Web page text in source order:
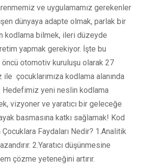
ve uygulamamız gerekenler
dünyaya adapte olmak, parlak bir
kodlama bilmek, ileri düzeyde
yapmak gerekiyor. İşte bu
otomotiv kuruluşu olarak 27
ile çocuklarımıza kodlama alanında
yeni neslin kodlama
vizyoner ve yaratıcı bir geleceğe
basmasına katkı sağlamak! Kod
Çocuklara Faydaları Nedir? 1.Analitik
2.Yaratıcı düşünmesine
çözme yeteneğini artırır.